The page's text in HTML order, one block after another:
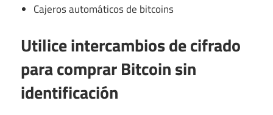
Cajeros automáticos de bitcoins
Utilice intercambios de cifrado
para comprar Bitcoin sin
identificación